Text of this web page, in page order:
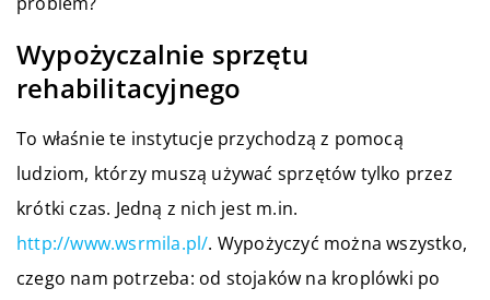
Wypożyczalnie sprzętu
rehabilitacyjnego
To właśnie te instytucje przychodzą z pomocą
ludziom, którzy muszą używać sprzętów tylko przez
krótki czas. Jedną z nich jest m.in.
http://www.wsrmila.pl/. Wypożyczyć można wszystko,
czego nam potrzeba: od stojaków na kroplówki po